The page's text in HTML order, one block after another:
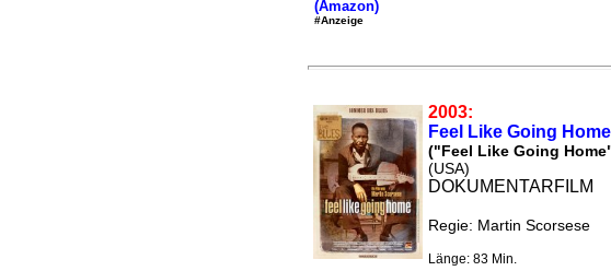
(Amazon)
#Anzeige
2003:
Feel Like Going Home
("Feel Like Going
(USA)
DOKUMENTARFILM
Regie: Martin Scorsese
Länge: 83 Min.